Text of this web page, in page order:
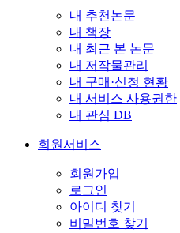
내 추천논문
내 책장
내 최근 본 논문
내 저작물관리
내 구매·신청 현황
내 서비스 사용권한
내 관심 DB
회원서비스
회원가입
로그인
아이디 찾기
비밀번호 찾기